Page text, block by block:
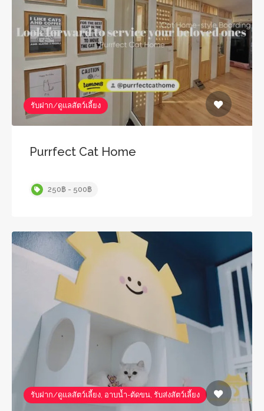
รับฝาก/ดูแลสัตว์เลี้ยง
Purrfect Cat Home
250฿ - 500฿
รับฝาก/ดูแลสัตว์เลี้ยง, อาบน้ำ-ตัดขน, รับส่งสัตว์เลี้ยง